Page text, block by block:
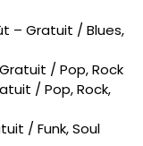
– Gratuit / Blues,
/ Pop, Rock
/ Pop, Rock,
/ Funk, Soul